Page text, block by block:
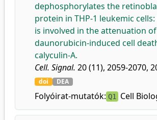
dephosphorylates the
protein in THP-1 leukemic
is involved in the attenuation of
daunorubicin-induced cell
calyculin-A.
Cell. Signal. 20 (11), 2059-2070,
doi DEA
Folyóirat-mutatók: Q1 Cell